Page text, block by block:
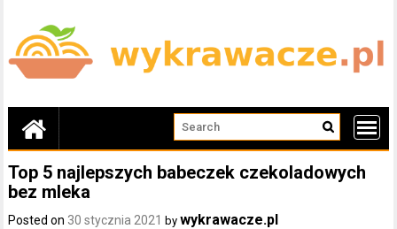
content
Top 5 najlepszych babeczek czekoladowych
bez mleka
Posted on 30 stycznia 2021 bywykrawacze.pl